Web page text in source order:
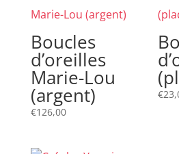
Boucles
d’oreilles
Marie-Lou
(argent)
€126,00
€